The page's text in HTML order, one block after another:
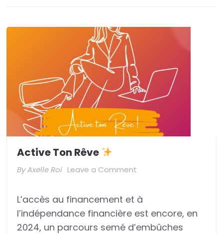
Active Ton Rêve
ByAxelle Roi Leave a Comment
ton
rêve
L’accès au financement et à
l’indépendance financière est encore, en
2024, un parcours semé d’embûches